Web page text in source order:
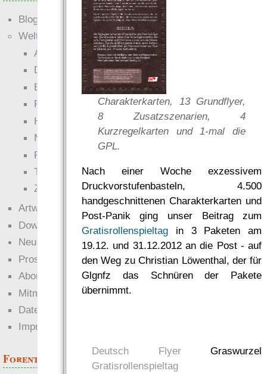
Charakterkarten, 13 Grundflyer,
8 Zusatzszenarien, 4
Kurzregelkarten und 1-mal die
GPL.
Nach einer Woche exzessivem
Druckvorstufenbasteln, 4.500
handgeschnittenen Charakterkarten und
Post-Panik ging unser Beitrag zum
Gratisrollenspieltagin 3 Paketen am
19.12. und 31.12.2012 an die Post - auf
den Weg zu Christian Löwenthal, der für
Glgnfz das Schnüren der Pakete
übernimmt.
Deutsch Flyer
Graswurzel
Gratisrollenspieltag
Blogs
Welten
Ante Portas
Die neuen Lande
EWS-X
Freihändler
Hinter der Welt
Magie
RaumZeit
Technophob
Zettel-RPG
Artwork
Downloads
Neuigkeiten
Prosa
Abonnieren
Mitmachen
Datenschutz
Impressum
Forenthemen